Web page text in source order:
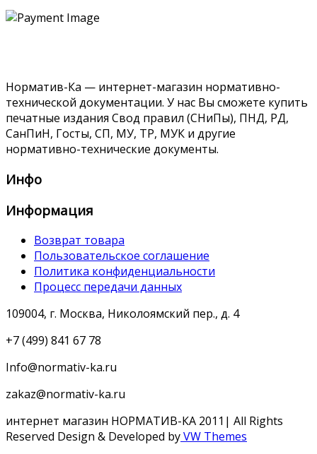
Норматив-Ка — интернет-магазин нормативно-
технической документации. У нас Вы сможете купить
печатные издания Свод правил (СНиПы), ПНД, РД,
СанПиН, Госты, СП, МУ, ТР, МУК и другие
нормативно-технические документы.
Инфо
Информация
Возврат товара
Пользовательское соглашение
Политика конфиденциальности
Процесс передачи данных
109004, г. Москва, Николоямский пер., д. 4
+7 (499) 841 67 78
Info@normativ-ka.ru
zakaz@normativ-ka.ru
интернет магазин НОРМАТИВ-КА 2011| All Rights
Reserved Design & Developed byVW Themes